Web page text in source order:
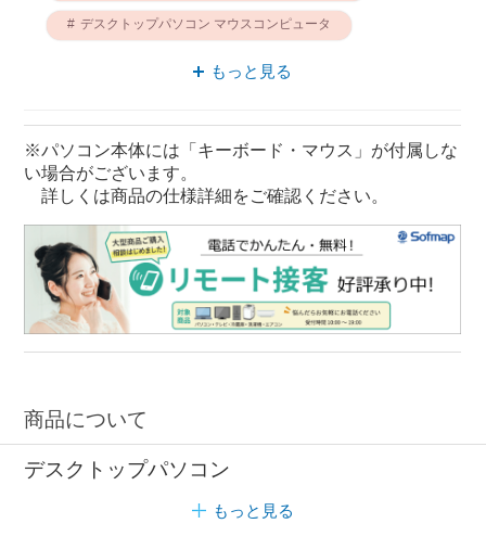
デスクトップパソコン マウスコンピュータ
Windowsデスクトップパソコン マウスコンピュータ
パソコン Celeron
デスクトップパソコン Celeron
もっと見る
※パソコン本体には「キーボード・マウス」が付属しな
い場合がございます。
詳しくは商品の仕様詳細をご確認ください。
商品について
デスクトップパソコン
もっと見る